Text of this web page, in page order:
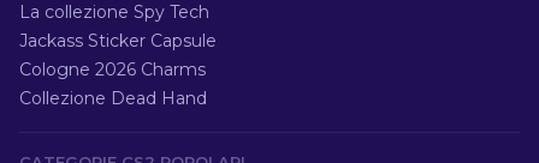
La collezione Spy Tech
Jackass Sticker Capsule
Cologne 2026 Charms
Collezione Dead Hand